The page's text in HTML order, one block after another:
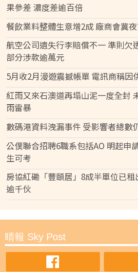
果參差 濃度差逾百倍
餐飲業料整體生意增2成 廠商會冀
航空公司遺失行李賠償不一 準則欠
部分涉款逾萬元
5月收2月漫遊震撼帳單 電訊商稱因
紅雨又來石澳道再塌山泥一度全封
雨雷暴
數碼港資料洩漏事件 受影響者總數
公僕聯合招聘6職系包括AO 明起申
生可考
房協紅磡「豐頤居」8成半單位已
逾千伙
晴報 Sky Post